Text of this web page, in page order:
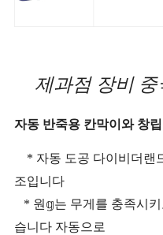
제과점 장비
자동 반죽용 칸막이와 창립
* 자동 도공 다이비더랜
조입니다
* 원𝕘는 무게를 충족시키
습니다 자동으로